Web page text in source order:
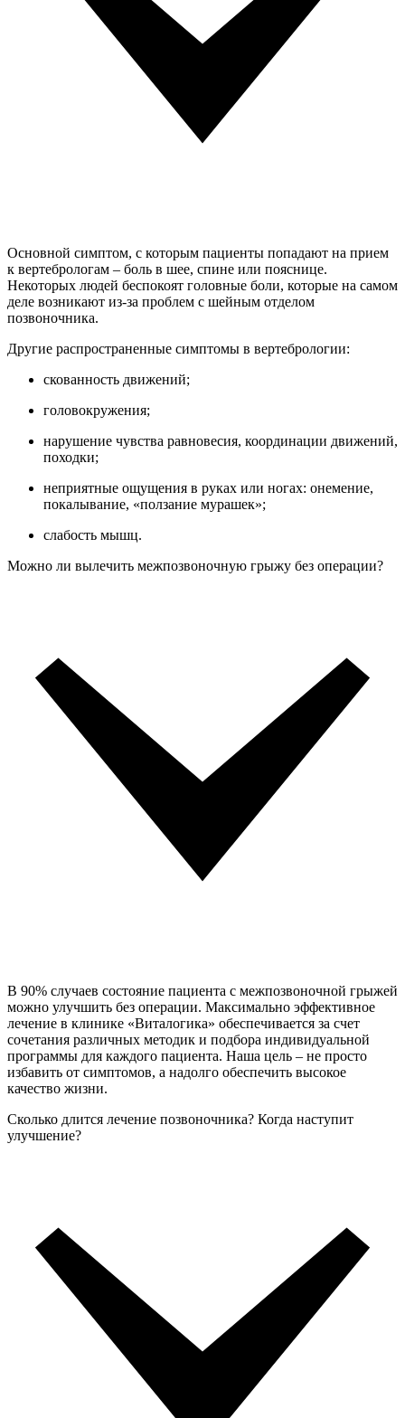
Основной симптом, с которым пациенты попадают на прием
к вертебрологам – боль в шее, спине или пояснице.
Некоторых людей беспокоят головные боли, которые на самом
деле возникают из-за проблем с шейным отделом
позвоночника.
Другие распространенные симптомы в вертебрологии:
скованность движений;
головокружения;
нарушение чувства равновесия, координации движений,
походки;
неприятные ощущения в руках или ногах: онемение,
покалывание, «ползание мурашек»;
слабость мышц.
Можно ли вылечить межпозвоночную грыжу без операции?
В 90% случаев состояние пациента с межпозвоночной грыжей
можно улучшить без операции. Максимально эффективное
лечение в клинике «Виталогика» обеспечивается за счет
сочетания различных методик и подбора индивидуальной
программы для каждого пациента. Наша цель – не просто
избавить от симптомов, а надолго обеспечить высокое
качество жизни.
Сколько длится лечение позвоночника? Когда наступит
улучшение?